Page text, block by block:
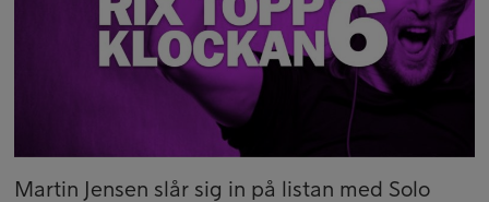
Martin Jensen slår sig in på listan med Solo